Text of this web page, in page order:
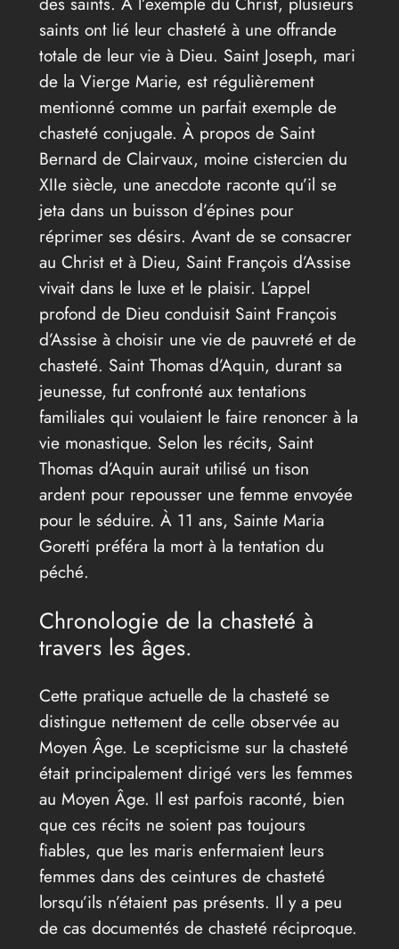
saints ont lié leur chasteté à une offrande
totale de leur vie à Dieu. Saint Joseph, mari
de la Vierge Marie, est régulièrement
mentionné comme un parfait exemple de
chasteté conjugale. À propos de Saint
Bernard de Clairvaux, moine cistercien du
XIIe siècle, une anecdote raconte qu’il se
jeta dans un buisson d’épines pour
réprimer ses désirs. Avant de se consacrer
au Christ et à Dieu, Saint François d’Assise
vivait dans le luxe et le plaisir. L’appel
profond de Dieu conduisit Saint François
d’Assise à choisir une vie de pauvreté et de
chasteté. Saint Thomas d’Aquin, durant sa
jeunesse, fut confronté aux tentations
familiales qui voulaient le faire renoncer à la
vie monastique. Selon les récits, Saint
Thomas d’Aquin aurait utilisé un tison
ardent pour repousser une femme envoyée
pour le séduire. À 11 ans, Sainte Maria
Goretti préféra la mort à la tentation du
péché.
Chronologie de la chasteté à
travers les âges.
Cette pratique actuelle de la chasteté se
distingue nettement de celle observée au
Moyen Âge. Le scepticisme sur la chasteté
était principalement dirigé vers les femmes
au Moyen Âge. Il est parfois raconté, bien
que ces récits ne soient pas toujours
fiables, que les maris enfermaient leurs
femmes dans des ceintures de chasteté
lorsqu’ils n’étaient pas présents. Il y a peu
de cas documentés de chasteté réciproque.